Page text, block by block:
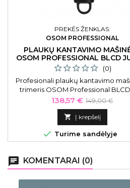
PREKĖS ŽENKLAS:
OSOM PROFESSIONAL
PLAUKŲ KANTAVIMO
OSOM PROFESSIONAL BLCD
(0)
Profesionali plaukų kantavimo
trimeris OSOM Professional
Trimmer Black OSOMP246BL,
Kaina
138,57 € Bazinė
kaina
149,00 €
 Į krepšelį
 Turime sandėlyje
chat KOMENTARAI (0)